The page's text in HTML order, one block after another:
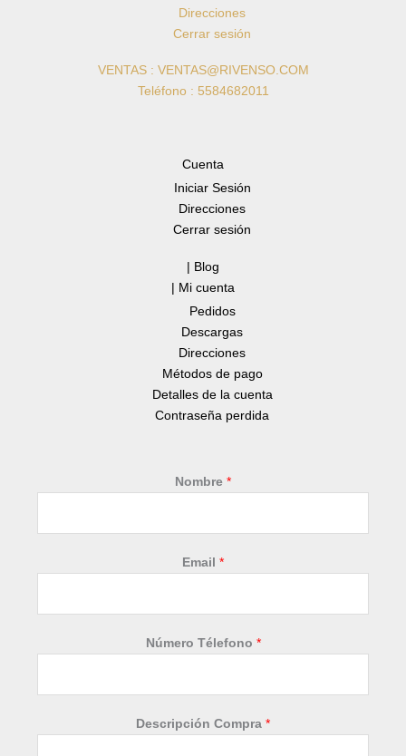
Direcciones
Cerrar sesión
VENTAS : VENTAS@RIVENSO.COM
Teléfono : 5584682011
Cuenta
Iniciar Sesión
Direcciones
Cerrar sesión
| Blog
| Mi cuenta
Pedidos
Descargas
Direcciones
Métodos de pago
Detalles de la cuenta
Contraseña perdida
Nombre *
Email *
Número Télefono *
D
Descripción Compra *